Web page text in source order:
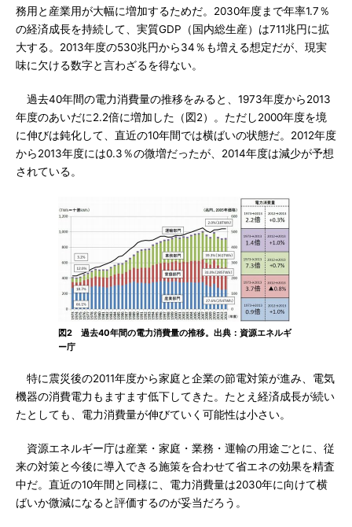
務用と産業用が大幅に増加するためだ。2030年度まで年率1.7％
の経済成長を持続して、実質GDP（国内総生産）は711兆円に拡
大する。2013年度の530兆円から34％も増える想定だが、現実
味に欠ける数字と言わざるを得ない。
過去40年間の電力消費量の推移をみると、1973年度から2013
年度のあいだに2.2倍に増加した（図2）。ただし2000年度を境
に伸びは鈍化して、直近の10年間では横ばいの状態だ。2012年度
から2013年度には0.3％の微増だったが、2014年度は減少が予想
されている。
図2 過去40年間の電力消費量の推移。出典：資源エネルギ
ー庁
特に震災後の2011年度から家庭と企業の節電対策が進み、電気
機器の消費電力もますます低下してきた。たとえ経済成長が続い
たとしても、電力消費量が伸びていく可能性は小さい。
資源エネルギー庁は産業・家庭・業務・運輸の用途ごとに、従
来の対策と今後に導入できる施策を合わせて省エネの効果を精査
中だ。直近の10年間と同様に、電力消費量は2030年に向けて横
ばいか微減になると評価するのが妥当だろう。